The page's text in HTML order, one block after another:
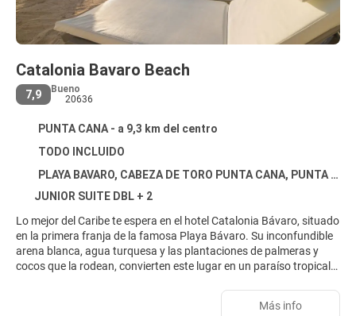
Catalonia Bavaro Beach
7,9
Bueno
20636
PUNTA CANA - a 9,3 km del centro
TODO INCLUIDO
PLAYA BAVARO, CABEZA DE TORO PUNTA CANA, PUNTA CANA 23000
JUNIOR SUITE DBL + 2
Lo mejor del Caribe te espera en el hotel Catalonia Bávaro, situado
en la primera franja de la famosa Playa Bávaro. Su inconfundible
arena blanca, agua turquesa y las plantaciones de palmeras y
cocos que la rodean, convierten este lugar en un paraíso tropical.
sorprenderá gratamente y te permitirá disfrutar al 100% de tu
estancia en la República Dominicana. ¡Déjate llevar y prepárate
Más info